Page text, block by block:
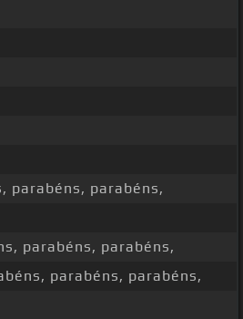
parabéns, parabéns,
parabéns, parabéns,
parabéns, parabéns,